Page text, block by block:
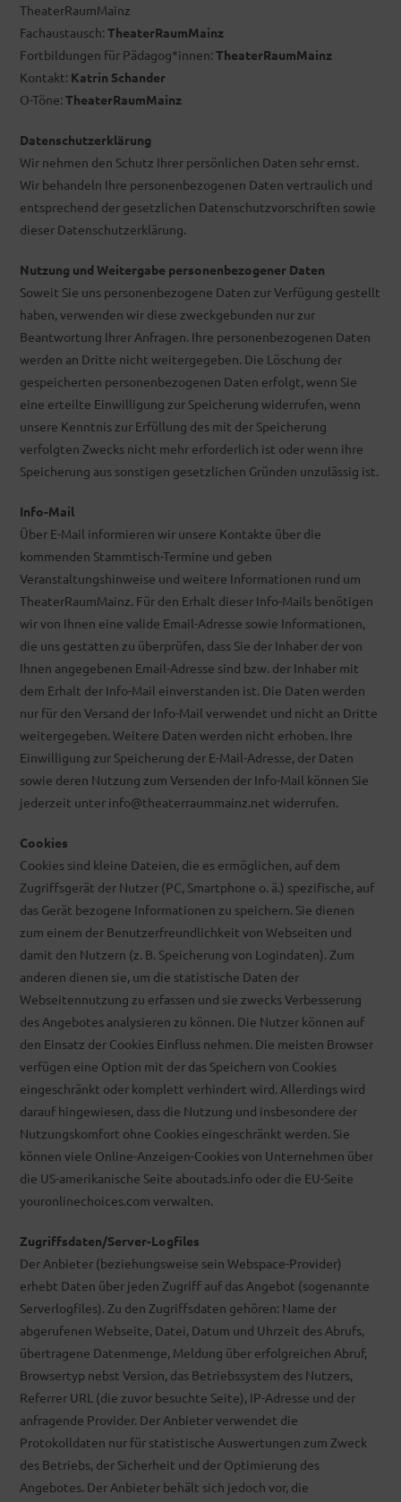
TheaterRaumMainz
Fachaustausch:TheaterRaumMainz
Fortbildungen für Pädagog*innen:TheaterRaumMainz
Kontakt: Katrin Schander
O-Töne:TheaterRaumMainz
Datenschutzerklärung
Wir nehmen den Schutz Ihrer persönlichen Daten sehr ernst.
Wir behandeln Ihre personenbezogenen Daten vertraulich und
entsprechend der gesetzlichen Datenschutzvorschriften sowie
dieser Datenschutzerklärung.
Nutzung und Weitergabe personenbezogener Daten
Soweit Sie uns personenbezogene Daten zur Verfügung gestellt
haben, verwenden wir diese zweckgebunden nur zur
Beantwortung Ihrer Anfragen. Ihre personenbezogenen Daten
werden an Dritte nicht weitergegeben. Die Löschung der
gespeicherten personenbezogenen Daten erfolgt, wenn Sie
eine erteilte Einwilligung zur Speicherung widerrufen, wenn
unsere Kenntnis zur Erfüllung des mit der Speicherung
verfolgten Zwecks nicht mehr erforderlich ist oder wenn ihre
Speicherung aus sonstigen gesetzlichen Gründen unzulässig ist.
Info-Mail
Über E-Mail informieren wir unsere Kontakte über die
kommenden Stammtisch-Termine und geben
Veranstaltungshinweise und weitere Informationen rund um
TheaterRaumMainz. Für den Erhalt dieser Info-Mails benötigen
wir von Ihnen eine valide Email-Adresse sowie Informationen,
die uns gestatten zu überprüfen, dass Sie der Inhaber der von
Ihnen angegebenen Email-Adresse sind bzw. der Inhaber mit
dem Erhalt der Info-Mail einverstanden ist. Die Daten werden
nur für den Versand der Info-Mail verwendet und nicht an Dritte
weitergegeben. Weitere Daten werden nicht erhoben. Ihre
Einwilligung zur Speicherung der E-Mail-Adresse, der Daten
sowie deren Nutzung zum Versenden der Info-Mail können Sie
jederzeit unter info@theaterraummainz.net widerrufen.
Cookies
Cookies sind kleine Dateien, die es ermöglichen, auf dem
Zugriffsgerät der Nutzer (PC, Smartphone o. ä.) spezifische, auf
das Gerät bezogene Informationen zu speichern. Sie dienen
zum einem der Benutzerfreundlichkeit von Webseiten und
damit den Nutzern (z. B. Speicherung von Logindaten). Zum
anderen dienen sie, um die statistische Daten der
Webseitennutzung zu erfassen und sie zwecks Verbesserung
des Angebotes analysieren zu können. Die Nutzer können auf
den Einsatz der Cookies Einfluss nehmen. Die meisten Browser
verfügen eine Option mit der das Speichern von Cookies
eingeschränkt oder komplett verhindert wird. Allerdings wird
darauf hingewiesen, dass die Nutzung und insbesondere der
Nutzungskomfort ohne Cookies eingeschränkt werden. Sie
können viele Online-Anzeigen-Cookies von Unternehmen über
die US-amerikanische Seite aboutads.info oder die EU-Seite
youronlinechoices.com verwalten.
Zugriffsdaten/Server-Logfiles
Der Anbieter (beziehungsweise sein Webspace-Provider)
erhebt Daten über jeden Zugriff auf das Angebot (sogenannte
Serverlogfiles). Zu den Zugriffsdaten gehören: Name der
abgerufenen Webseite, Datei, Datum und Uhrzeit des Abrufs,
übertragene Datenmenge, Meldung über erfolgreichen Abruf,
Browsertyp nebst Version, das Betriebssystem des Nutzers,
Referrer URL (die zuvor besuchte Seite), IP-Adresse und der
anfragende Provider. Der Anbieter verwendet die
Protokolldaten nur für statistische Auswertungen zum Zweck
des Betriebs, der Sicherheit und der Optimierung des
Angebotes. Der Anbieter behält sich jedoch vor, die